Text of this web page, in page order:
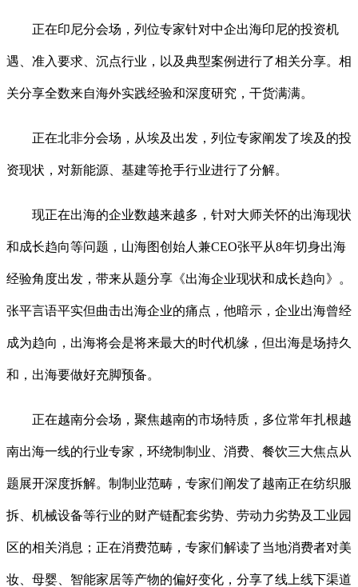
正在印尼分会场，列位专家针对中企出海印尼的投资机
遇、准入要求、沉点行业，以及典型案例进行了相关分享。相
关分享全数来自海外实践经验和深度研究，干货满满。
正在北非分会场，从埃及出发，列位专家阐发了埃及的投
资现状，对新能源、基建等抢手行业进行了分解。
现正在出海的企业数越来越多，针对大师关怀的出海现状
和成长趋向等问题，山海图创始人兼CEO张平从8年切身出海
经验角度出发，带来从题分享《出海企业现状和成长趋向》。
张平言语平实但曲击出海企业的痛点，他暗示，企业出海曾经
成为趋向，出海将会是将来最大的时代机缘，但出海是场持久
和，出海要做好充脚预备。
正在越南分会场，聚焦越南的市场特质，多位常年扎根越
南出海一线的行业专家，环绕制制业、消费、餐饮三大焦点从
题展开深度拆解。制制业范畴，专家们阐发了越南正在纺织服
拆、机械设备等行业的财产链配套劣势、劳动力劣势及工业园
区的相关消息；正在消费范畴，专家们解读了当地消费者对美
妆、母婴、智能家居等产物的偏好变化，分享了线上线下渠道